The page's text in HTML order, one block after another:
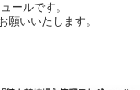
ールです。
願いいたします。